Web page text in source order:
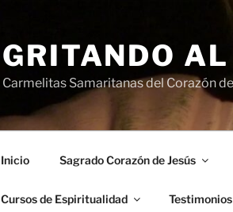
GRITANDO
Carmelitas Samaritanas del Corazón
Inicio Sagrado Corazón de Jesús
Cursos de Espiritualidad Testimonios